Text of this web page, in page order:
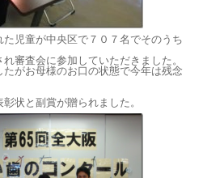
児童が中央区で７０７名でそのう ち
審査会に参加していただきました。
がお母様のお口の状態で今年は残念
状と副賞が贈られました。